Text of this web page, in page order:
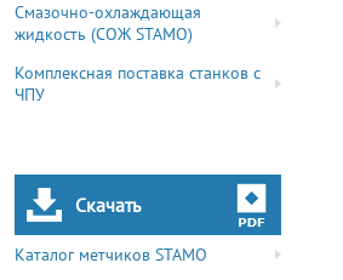
Смазочно-охлаждающая
жидкость (СОЖ STAMO)
Комплексная поставка станков с
ЧПУ
Скачать
Каталог метчиков STAMO